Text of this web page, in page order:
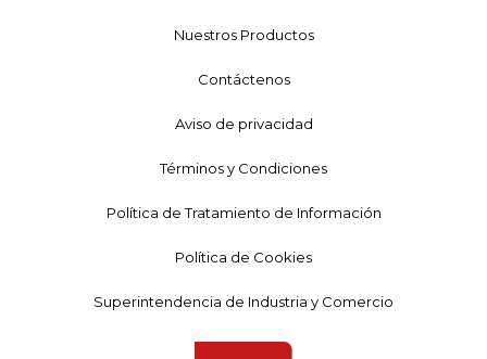
Nuestros Productos
Contáctenos
Aviso de privacidad
Términos y Condiciones
Política de Tratamiento de Información
Política de Cookies
Superintendencia de Industria y Comercio